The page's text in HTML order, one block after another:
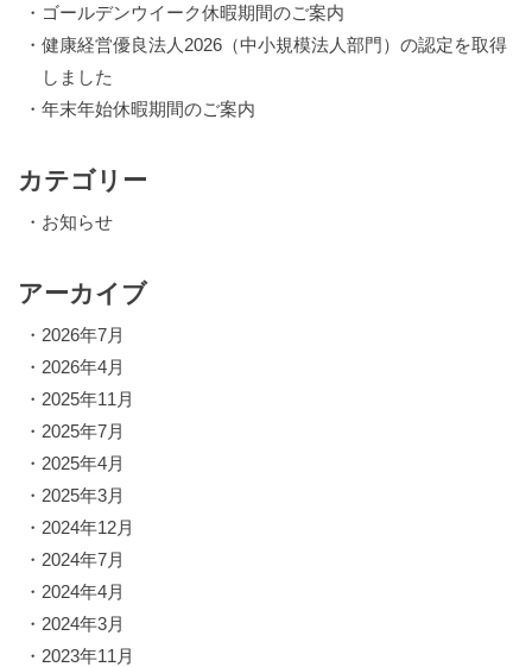
・ ゴールデンウイーク休暇期間のご案内
・ 健康経営優良法人2026（中小規模法人部門）の認定を取得
しました
・ 年末年始休暇期間のご案内
カテゴリー
・ お知らせ
アーカイブ
・ 2026年7月
・ 2026年4月
・ 2025年11月
・ 2025年7月
・ 2025年4月
・ 2025年3月
・ 2024年12月
・ 2024年7月
・ 2024年4月
・ 2024年3月
・ 2023年11月